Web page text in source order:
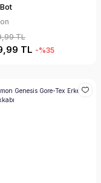
TL
TL -%35